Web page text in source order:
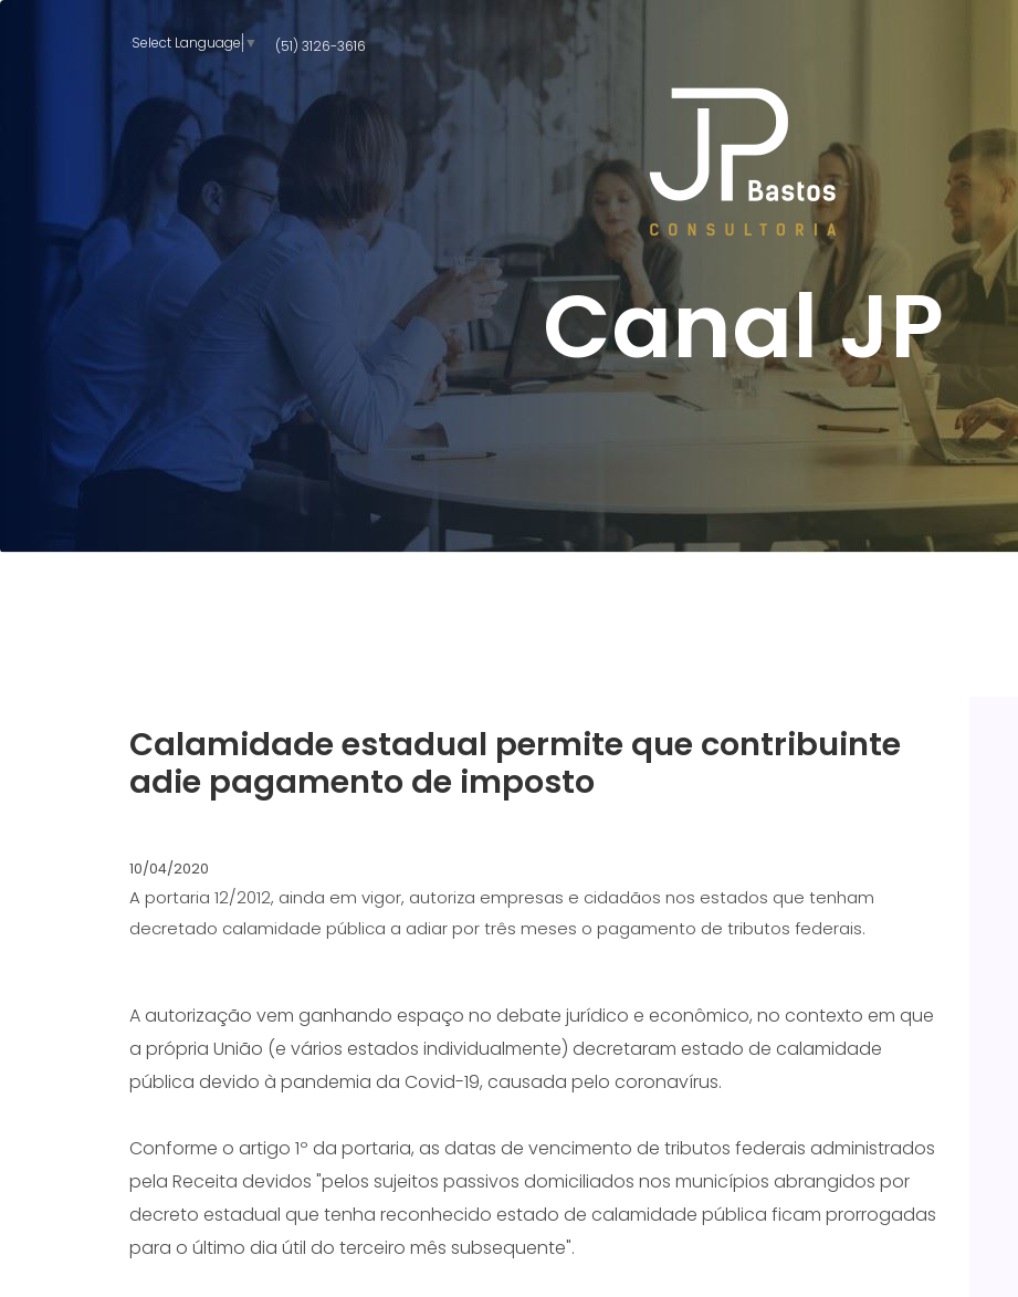
Select Language ▼ (51) 3126-3616
Canal JP
Calamidade estadual permite que contribuinte
adie pagamento de imposto
10/04/2020
A portaria 12/2012, ainda em vigor, autoriza empresas e cidadãos nos estados que tenham
decretado calamidade pública a adiar por três meses o pagamento de tributos federais.
A autorização vem ganhando espaço no debate jurídico e econômico, no contexto em que
a própria União (e vários estados individualmente) decretaram estado de calamidade
pública devido à pandemia da Covid-19, causada pelo coronavírus.
Conforme o artigo 1º da portaria, as datas de vencimento de tributos federais administrados
pela Receita devidos "pelos sujeitos passivos domiciliados nos municípios abrangidos por
decreto estadual que tenha reconhecido estado de calamidade pública ficam prorrogadas
para o último dia útil do terceiro mês subsequente".